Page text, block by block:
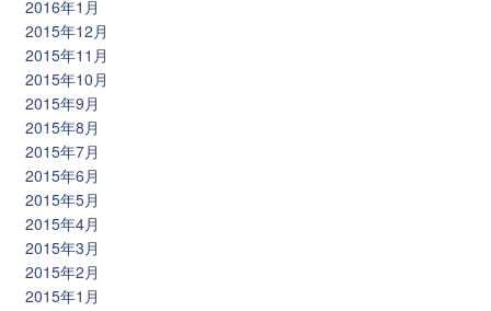
2016年1月
2015年12月
2015年11月
2015年10月
2015年9月
2015年8月
2015年7月
2015年6月
2015年5月
2015年4月
2015年3月
2015年2月
2015年1月